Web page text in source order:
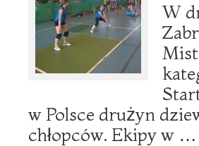
W
w Polsce drużyn
chłopców. Ekipy w …